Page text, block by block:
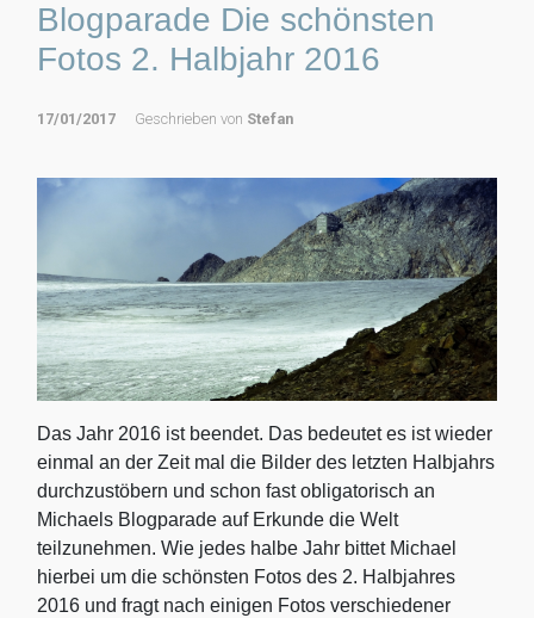
Blogparade Die schönsten
Fotos 2. Halbjahr 2016
17/01/2017 Geschrieben von Stefan
Das Jahr 2016 ist beendet. Das bedeutet es ist wieder
einmal an der Zeit mal die Bilder des letzten Halbjahrs
durchzustöbern und schon fast obligatorisch an
Michaels Blogparade auf Erkunde die Welt
teilzunehmen. Wie jedes halbe Jahr bittet Michael
hierbei um die schönsten Fotos des 2. Halbjahres
2016 und fragt nach einigen Fotos verschiedener